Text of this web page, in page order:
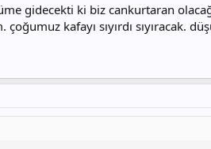
gidecekti ki biz cankurtaran
kafayı sıyırdı sıyıracak.